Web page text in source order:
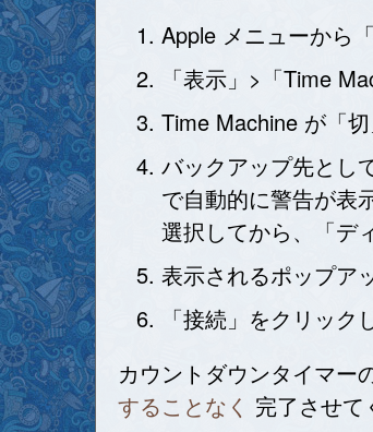
Apple メニューから
「表示」>「Time
Time Machine が「
バックアップ先とし
で自動的に警告が表
選択してから、「デ
表示されるポップア
「接続」をクリック
カウントダウンタイマー
することなく 完了させて